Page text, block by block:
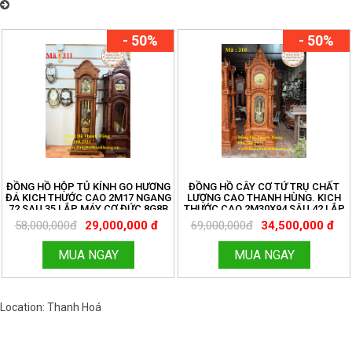
- 50%
ĐỒNG HỒ HỘP TỦ KÍNH GO HƯƠNG
ĐÁ KICH THƯỚC CAO 2M17 NGANG
72 SAU 35 LẮP MÁY CƠ ĐỨC 8G8B
TẠ CƯỚC . ĐỒNG HỒ THANH HÙNG
LH 096.188.2921
58,000,000đ 29,000,000 đ
MUA NGAY
- 50%
ĐỒNG HỒ CÂY CƠ TỨ TRỤ CHẤT
LƯỢNG CAO THANH HÙNG. KICH
THƯỚC CAO 2M30X94 SÂU 42 LẮP
MÁY CƠ ĐỨC 8G8B KÍNH LỒI . LH
096.188.2921
69,000,000đ 34,500,000 đ
MUA NGAY
Location: Thanh Hoá